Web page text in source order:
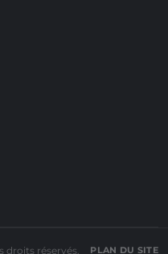
droits réservés. PLAN DU SITE